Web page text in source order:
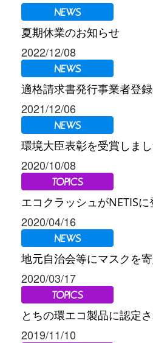
夏期休業のお知らせ
2022/12/08
適格請求書発行事業者登
2021/12/06
環境大臣表彰を受賞しま
2020/10/08
エコクラッシュがNETIS
2020/04/16
地元自治会等にマスクを
2020/03/17
とちの環エコ製品に認定
2019/11/10